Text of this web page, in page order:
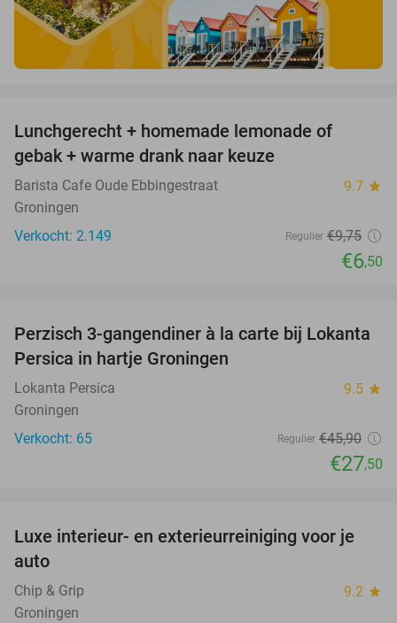
Lunchgerecht + homemade lemonade of
gebak + warme drank naar keuze
Barista Cafe Oude Ebbingestraat 9.7 star
Groningen
Verkocht: 2.149
Regulier €9,75
€6,50
40%
Perzisch 3-gangendiner à la carte bij Lokanta
Persica in hartje Groningen
Lokanta Persica 9.5 star
Groningen
Verkocht: 65
Regulier €45,90
€27,50
58%
Luxe interieur- en exterieurreiniging voor je
auto
Chip & Grip 9.2 star
Groningen